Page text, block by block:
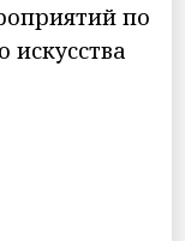
по
искусства